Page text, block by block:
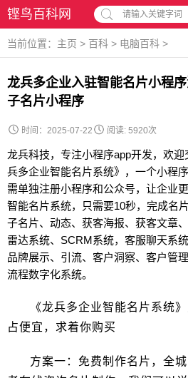
铿鸟百科网 请输入关键字词
当前位置： 主页 > 百科 > 电脑百科 >
龙兵多企业入驻智能名片小程
子名片小程序
时间：2025-07-22 阅读: 5920次
龙兵科技，专注小程序app开发，欢
兵多企业智能名片系统》，一个小程
需单独注册小程序和公众号，让企业
智能名片系统，只需要10秒，完成名
子名片、动态、获客海报、获客文章
雷达系统、SCRM系统，客服聊天系
品牌展示、引流、客户洞察、客户管
流程数字化系统。
《龙兵多企业智能名片系统
占便宜，求着你购买
方案一：免费制作名片，全